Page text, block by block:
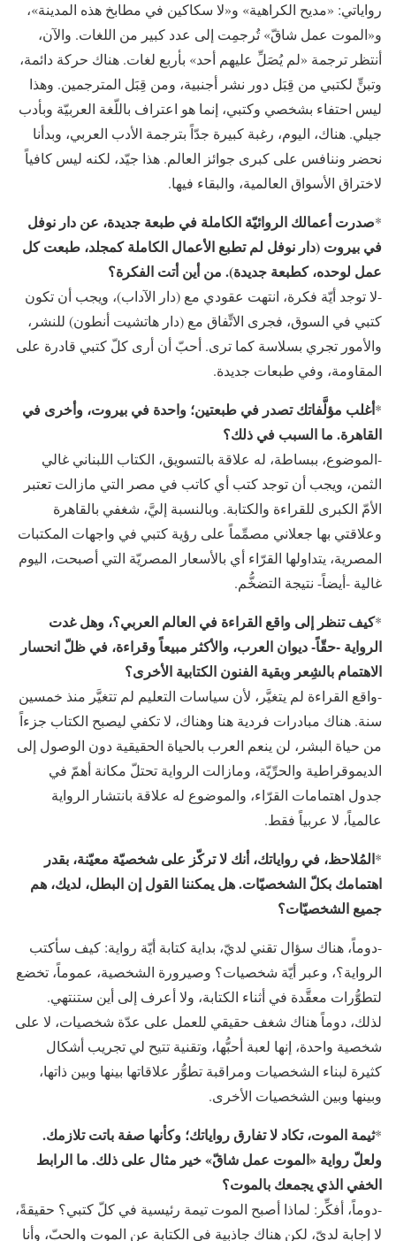
رواياتي: «مديح الكراهية» و«لا سكاكين في مطابخ هذه المدينة»،
و«الموت عمل شاقّ» تُرجمِت إلى عدد كبير من اللغات. والآن،
أنتظر ترجمة «لم يُصَلِّ عليهم أحد» بأربع لغات. هناك حركة دائمة،
وتبنٍّ لكتبي من قِبَل دور نشر أجنبية، ومن قِبَل المترجمين. وهذا
ليس احتفاء بشخصي وكتبي، إنما هو اعتراف باللّغة العربيّة وبأدب
جيلي. هناك، اليوم، رغبة كبيرة جدّاً بترجمة الأدب العربي، وبدأنا
نحضر وننافس على كبرى جوائز العالم. هذا جيّد، لكنه ليس كافياً
لاختراق الأسواق العالمية، والبقاء فيها.
*صدرت أعمالك الروائيّة الكاملة في طبعة جديدة، عن دار نوفل
في بيروت (دار نوفل لم تطبع الأعمال الكاملة كمجلد، طبعت كل
عمل لوحده، كطبعة جديدة). من أين أتت الفكرة؟
-لا توجد أيّة فكرة، انتهت عقودي مع (دار الآداب)، ويجب أن تكون
كتبي في السوق، فجرى الاتِّفاق مع (دار هاتشيت أنطون) للنشر،
والأمور تجري بسلاسة كما ترى. أحبّ أن أرى كلّ كتبي قادرة على
المقاومة، وفي طبعات جديدة.
*أغلب مؤلَّفاتك تصدر في طبعتين؛ واحدة في بيروت، وأخرى في
القاهرة. ما السبب في ذلك؟
-الموضوع، ببساطة، له علاقة بالتسويق، الكتاب اللبناني غالي
الثمن، ويجب أن توجد كتب أي كاتب في مصر التي مازالت تعتبر
الأمّ الكبرى للقراءة والكتابة. وبالنسبة إليَّ، شغفي بالقاهرة
وعلاقتي بها جعلاني مصمِّماً على رؤية كتبي في واجهات المكتبات
المصرية، يتداولها القرّاء أي بالأسعار المصريّة التي أصبحت، اليوم
غالية -أيضاً- نتيجة التضخُّم.
*كيف تنظر إلى واقع القراءة في العالم العربي؟، وهل غدت
الرواية -حقّاً- ديوان العرب، والأكثر مبيعاً وقراءة، في ظلّ انحسار
الاهتمام بالشِعر وبقية الفنون الكتابية الأخرى؟
-واقع القراءة لم يتغيَّر، لأن سياسات التعليم لم تتغيَّر منذ خمسين
سنة. هناك مبادرات فردية هنا وهناك، لا تكفي ليصبح الكتاب جزءاً
من حياة البشر، لن ينعم العرب بالحياة الحقيقية دون الوصول إلى
الديموقراطية والحرِّيّة، ومازالت الرواية تحتلّ مكانة أهمّ في
جدول اهتمامات القرّاء، والموضوع له علاقة بانتشار الرواية
عالمياً، لا عربياً فقط.
*المُلاحظ، في رواياتك، أنك لا تركّز على شخصيّة معيّنة، بقدر
اهتمامك بكلّ الشخصيّات. هل يمكننا القول إن البطل، لديك، هم
جميع الشخصيّات؟
-دوماً، هناك سؤال تقني لديّ، بداية كتابة أيّة رواية: كيف سأكتب
الرواية؟، وعبر أيّة شخصيات؟ وصيرورة الشخصية، عموماً، تخضع
لتطوُّرات معقَّدة في أثناء الكتابة، ولا أعرف إلى أين ستنتهي.
لذلك، دوماً هناك شغف حقيقي للعمل على عدّة شخصيات، لا على
شخصية واحدة، إنها لعبة أحبُّها، وتقنية تتيح لي تجريب أشكال
كثيرة لبناء الشخصيات ومراقبة تطوُّر علاقاتها بينها وبين ذاتها،
وبينها وبين الشخصيات الأخرى.
*ثيمة الموت، تكاد لا تفارق رواياتك؛ وكأنها صفة باتت تلازمك.
ولعلّ رواية «الموت عمل شاقّ» خير مثال على ذلك. ما الرابط
الخفي الذي يجمعك بالموت؟
-دوماً، أفكِّر: لماذا أصبح الموت تيمة رئيسية في كلّ كتبي؟ حقيقةً،
لا إجابة لديّ، لكن هناك جاذبية في الكتابة عن الموت والحبّ، وأنا